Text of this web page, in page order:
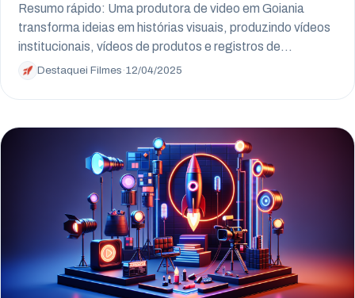
Resumo rápido: Uma produtora de video em Goiania
transforma ideias em histórias visuais, produzindo vídeos
institucionais, vídeos de produtos e registros de…
Destaquei Filmes ·12/04/2025